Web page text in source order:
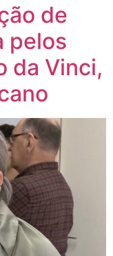
de
pelos
da Vinci,